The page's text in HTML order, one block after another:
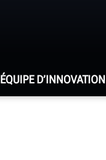
ÉQUIPE D’INNOVATION